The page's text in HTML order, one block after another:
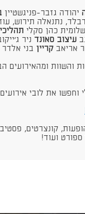
יהודה גזבר-פניגשטיין
נתנאלה תירוש,
שלומית כהן סקלי
עיצוב סאונד ניר
אריאב קריין בני אלדר​
והשוות ומהאירועים
וחפשו את לובי
קונצרטים,
ועוד!​